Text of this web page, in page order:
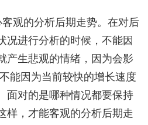
的分析后期走势。在对后
况进行分析的时候，不能因
产生悲观的情绪，因为会影
能因为当前较快的增长速度
面对的是哪种情况都要保持
样，才能客观的分析后期走